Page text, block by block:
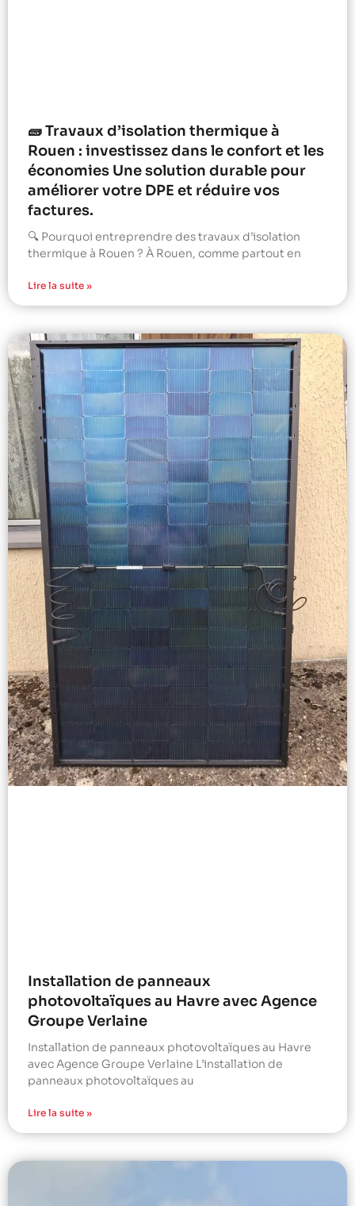
🧱 Travaux d’isolation thermique à
Rouen : investissez dans le confort et les
économies Une solution durable pour
améliorer votre DPE et réduire vos
factures.
🔍 Pourquoi entreprendre des travaux d’isolation
thermique à Rouen ? À Rouen, comme partout en
Lire la suite »
Installation de panneaux
photovoltaïques au Havre avec Agence
Groupe Verlaine
Installation de panneaux photovoltaïques au Havre
avec Agence Groupe Verlaine L’installation de
panneaux photovoltaïques au
Lire la suite »